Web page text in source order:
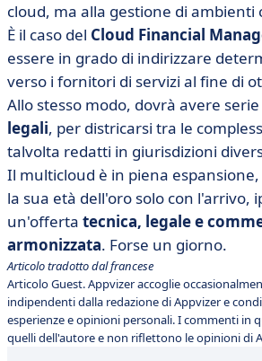
cloud, ma alla gestione di ambienti
È il caso del Cloud Financial
essere in grado di indirizzare
verso i fornitori di servizi al fine di
Allo stesso modo, dovrà avere serie
legali, per districarsi tra le
talvolta redatti in giurisdizioni
Il multicloud è in piena
la sua età dell'oro solo con l'arrivo,
un'offerta tecnica, legale e
armonizzata. Forse un giorno.
Articolo tradotto dal francese
Articolo Guest. Appvizer accoglie
indipendenti dalla redazione di Appvizer e
esperienze e opinioni personali. I commenti in
quelli dell'autore e non riflettono le opinioni di